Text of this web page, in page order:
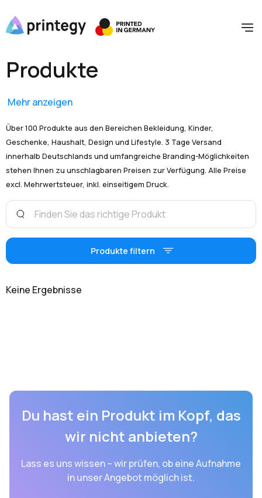
Produkte
Mehr anzeigen
Über 100 Produkte aus den Bereichen Bekleidung, Kinder,
Geschenke, Haushalt, Design und Lifestyle. 3 Tage Versand
innerhalb Deutschlands und umfangreiche Branding-Möglichkeiten
stehen Ihnen zu unschlagbaren Preisen zur Verfügung. Alle Preise
excl. Mehrwertsteuer, inkl. einseitigem Druck.
Produkte filtern
Keine Ergebnisse
Du hast ein Produkt im Kopf, das
wir nicht anbieten?
Lass es uns wissen – wir prüfen, ob eine Aufnahme
in unser Angebot möglich ist.